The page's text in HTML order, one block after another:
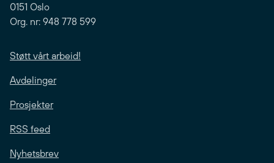
0151 Oslo
Org. nr: 948 778 599
Støtt vårt arbeid!
Avdelinger
Prosjekter
RSS feed
Nyhetsbrev